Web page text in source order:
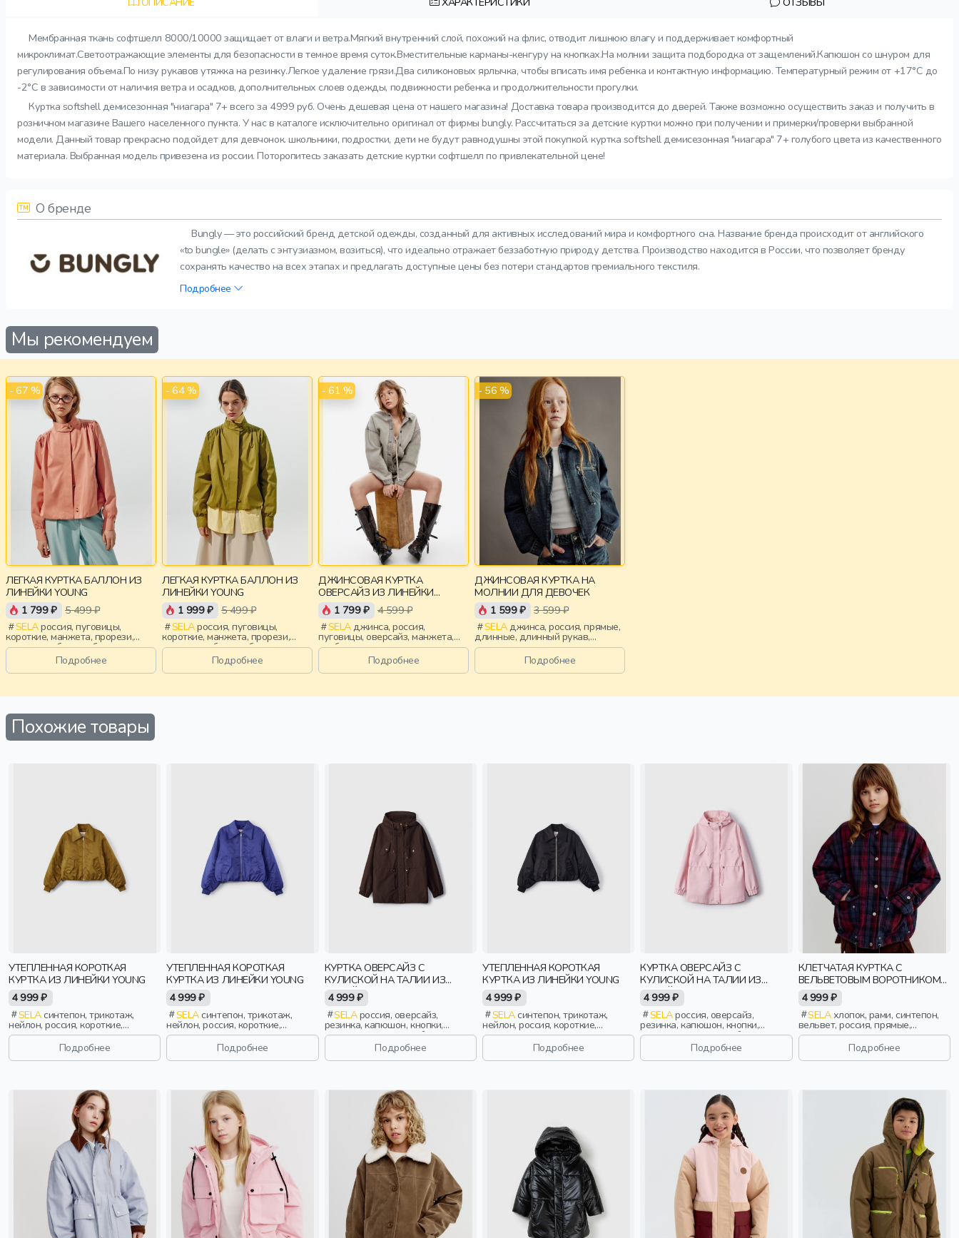
Мембранная ткань софтшелл 8000/10000 защищает от влаги и ветра.Мягкий внутренний слой, похожий на флис, отводит лишнюю влагу и поддерживает комфортный
микроклимат.Светоотражающие элементы для безопасности в темное время суток.Вместительные карманы-кенгуру на кнопках.На молнии защита подбородка от защемлений.Капюшон со шнуром для
регулирования объема.По низу рукавов утяжка на резинку.Легкое удаление грязи.Два силиконовых ярлычка, чтобы вписать имя ребенка и контактную информацию. Температурный режим от +17°C до
-2°C в зависимости от наличия ветра и осадков, дополнительных слоев одежды, подвижности ребенка и продолжительности прогулки.
Куртка softshell демисезонная "ниагара" 7+ всего за 4999 руб. Очень дешевая цена от нашего магазина! Доставка товара производится до дверей. Также возможно осуществить заказ и получить в
розничном магазине Вашего населенного пункта. У нас в каталоге исключительно оригинал от фирмы bungly. Рассчитаться за детские куртки можно при получении и примерки/проверки выбранной
модели. Данный товар прекрасно подойдет для девчонок. школьники, подростки, дети не будут равнодушны этой покупкой. куртка softshell демисезонная "ниагара" 7+ голубого цвета из качественного
материала. Выбранная модель привезена из россии. Поторопитесь заказать детские куртки софтшелл по привлекательной цене!
О бренде
Bungly — это российский бренд детской одежды, созданный для активных исследований мира и комфортного сна. Название бренда происходит от английского
«to bungle» (делать с энтузиазмом, возиться), что идеально отражает беззаботную природу детства. Производство находится в России, что позволяет бренду
сохранять качество на всех этапах и предлагать доступные цены без потери стандартов премиального текстиля.
Подробнее
Мы рекомендуем
- 67 %
ЛЕГКАЯ КУРТКА БАЛЛОН ИЗ
ЛИНЕЙКИ YOUNG
1 799 ₽ 5 499 ₽
SELAроссия, пуговицы,
короткие, манжета, прорези,
воротник, сборки, объемные,
воротник-стойка, девочки,
старшеклассники, дети
Подробнее
- 64 %
ЛЕГКАЯ КУРТКА БАЛЛОН ИЗ
ЛИНЕЙКИ YOUNG
1 999 ₽ 5 499 ₽
SELAроссия, пуговицы,
короткие, манжета, прорези,
воротник, сборки, объемные,
воротник-стойка, девочки,
старшеклассники, дети
Подробнее
- 61 %
ДЖИНСОВАЯ КУРТКА
ОВЕРСАЙЗ ИЗ ЛИНЕЙКИ
YOUNG1 799 ₽ 4 599 ₽
SELAджинса, россия,
пуговицы, оверсайз, манжета,
свободные, прорези, воротник,
объемные, девочки,
старшеклассники, дети
Подробнее
- 56 %
ДЖИНСОВАЯ КУРТКА НА
МОЛНИИ ДЛЯ ДЕВОЧЕК
1 599 ₽ 3 599 ₽
SELAджинса, россия, прямые,
длинные, длинный рукав,
молния, кнопки, манжета,
свободные, прорези, воротник,
девочки, детиПодробнее
Похожие товары
УТЕПЛЕННАЯ КОРОТКАЯ
КУРТКА ИЗ ЛИНЕЙКИ YOUNG
4 999 ₽
SELAсинтепон, трикотаж,
нейлон, россия, короткие,
резинка, утепленные, кнопки,
клапан, манжета, свободные,
прорези, карман, воротник,
сборки, объемные, девочки,
Подробнее
УТЕПЛЕННАЯ КОРОТКАЯ
КУРТКА ИЗ ЛИНЕЙКИ YOUNG
4 999 ₽
SELAсинтепон, трикотаж,
нейлон, россия, короткие,
резинка, утепленные, кнопки,
клапан, манжета, свободные,
прорези, карман, воротник,
сборки, объемные, девочки,
Подробнее
КУРТКА ОВЕРСАЙЗ С
КУЛИСКОЙ НА ТАЛИИ ИЗ
4 999 ₽
SELAроссия, оверсайз,
резинка, капюшон, кнопки,
клапан, манжета, свободные,
карман, кулиска, объемные,
девочки, старшеклассники, дети
Подробнее
УТЕПЛЕННАЯ КОРОТКАЯ
КУРТКА ИЗ ЛИНЕЙКИ YOUNG
4 999 ₽
SELAсинтепон, трикотаж,
нейлон, россия, короткие,
резинка, утепленные, кнопки,
клапан, манжета, свободные,
прорези, карман, воротник,
сборки, объемные, девочки,
Подробнее
КУРТКА ОВЕРСАЙЗ С
КУЛИСКОЙ НА ТАЛИИ ИЗ
4 999 ₽
SELAроссия, оверсайз,
резинка, капюшон, кнопки,
клапан, манжета, свободные,
карман, кулиска, объемные,
девочки, старшеклассники, дети
Подробнее
КЛЕТЧАТАЯ КУРТКА С
ВЕЛЬВЕТОВЫМ ВОРОТНИКОМ
ДЕТСКАЯ
4 999 ₽
SELAхлопок, рами, синтепон,
вельвет, россия, прямые,
застежка, кнопки, клапан,
стопперы, манжета, свободные,
клетка, воротник, девочки, дети
Подробнее